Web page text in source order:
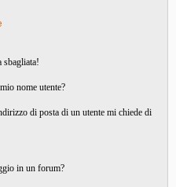
sbagliata!
nome utente?
di posta di un utente mi chiede di
in un forum?